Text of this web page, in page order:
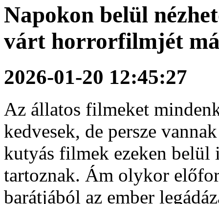
Napokon belül
várt horrorfilmjét
2026-01-20 12:45:27
Az állatos filmeket
kedvesek, de persze
kutyás filmek ezeken belül
tartoznak. Ám olykor
barátjából az ember